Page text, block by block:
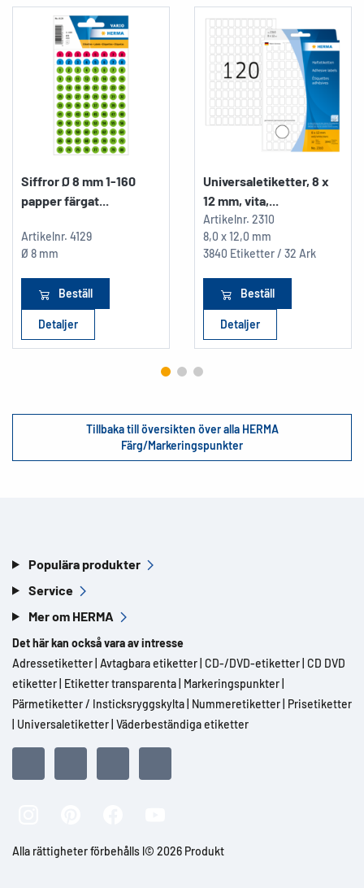
Siffror Ø 8 mm 1-160
papper färgat...
Artikelnr. 4129
Ø 8 mm
Beställ
Detaljer
Universaletiketter, 8 x
12 mm, vita,...
Artikelnr. 2310
8,0 x 12,0 mm
3840 Etiketter / 32 Ark
Beställ
Detaljer
Tillbaka till översikten över alla HERMA
Färg/Markeringspunkter
Populära produkter
Service
Mer om HERMA
Det här kan också vara av intresse
Adressetiketter Avtagbara etiketter CD-/DVD-etiketter CD DVD
etiketter Etiketter transparenta Markeringspunkter
Pärmetiketter / Insticksryggskylta Nummeretiketter Prisetiketter
Universaletiketter Väderbeständiga etiketter
Alla rättigheter förbehålls l© 2026 Produkt